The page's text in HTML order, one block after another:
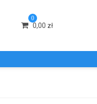
0
0,00 zł